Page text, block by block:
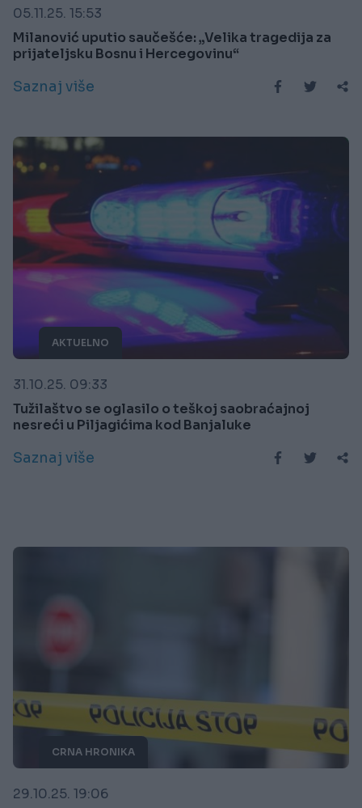
05.11.25. 15:53
Milanović uputio saučešće: „Velika tragedija za
prijateljsku Bosnu i Hercegovinu“
Saznaj više
AKTUELNO
31.10.25. 09:33
Tužilaštvo se oglasilo o teškoj saobraćajnoj
nesreći u Piljagićima kod Banjaluke
Saznaj više
CRNA HRONIKA
29.10.25. 19:06